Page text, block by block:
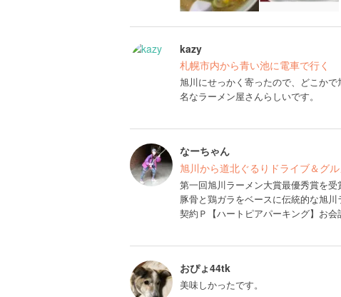
kazy
札幌市内から青い池に電車で行く
旭川にせっかく寄ったので、どこか
名なラーメン屋さんらしいです。
なーちゃん
旭川から道北ぐるりドライブ＆グル
第一回旭川ラーメン大賞最優秀賞を
豚骨と鶏ガラをベースに伝統的な旭
契約Ｐ【ハートピアパーキング】お会
おぴょ44tk
美味しかったです。